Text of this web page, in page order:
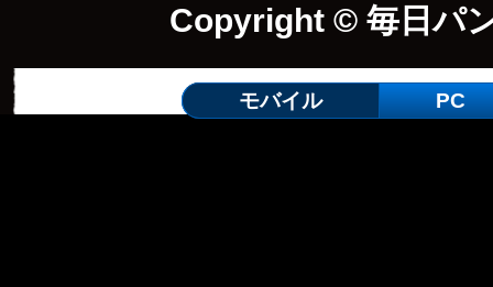
Copyright © 毎日パ
モバイル PC